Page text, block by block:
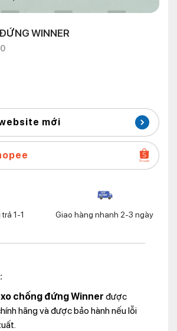
WINNER
mới
1-1 Giao hàng nhanh 2-3 ngày
chống đứng Winner được
hãng và được bảo hành nếu lỗi